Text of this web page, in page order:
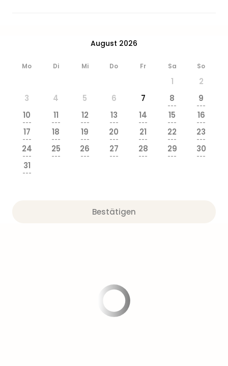
August 2026
Mo Di Mi Do Fr Sa So
1
2
3
4 5 6 7 8
---
9
---
10
---
11
---
12
---
13
---
14
---
15
---
16
---
17
---
18
---
19
---
20
---
21
---
22
---
23
---
24
---
25
---
26
---
27
---
28
---
29
---
30
---
31
---
Bestätigen